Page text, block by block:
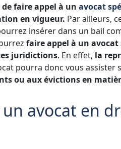
faire appel à un avocat
en vigueur. Par ailleurs,
insérer dans un bail
faire appel à un
juridictions. En effet, la
pourra donc vous assister
ou aux évictions en
avocat en